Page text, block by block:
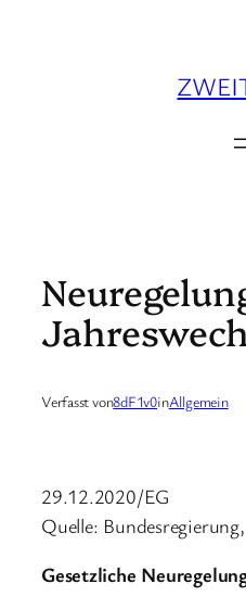
Verfasst von8dF1v0inAllgemein
29.12.2020/EG
Quelle:
Gesetzliche